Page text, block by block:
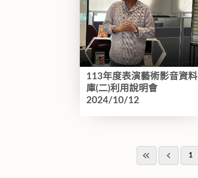
113年度表演藝術影音資料
庫(二)利用說明會
2024/10/12
1